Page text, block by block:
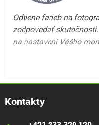
Odtiene farieb na
zodpovedať
na nastavení Vášho
Kontakty